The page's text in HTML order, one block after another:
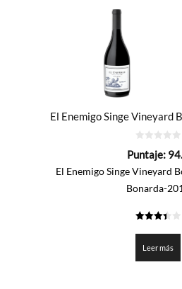
El Enemigo Singe Vineyard
de
Puntaje:
El Enemigo Singe Vineyard
Bonarda-
de 5
Leer más